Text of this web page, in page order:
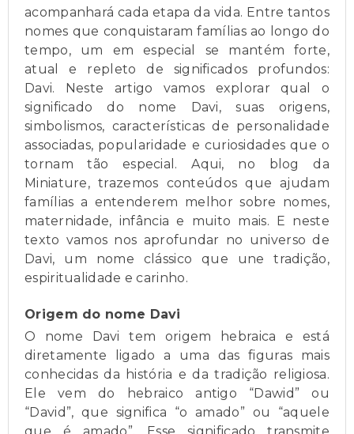
acompanhará cada etapa da vida. Entre tantos
nomes que conquistaram famílias ao longo do
tempo, um em especial se mantém forte,
atual e repleto de significados profundos:
Davi. Neste artigo vamos explorar qual o
significado do nome Davi, suas origens,
simbolismos, características de personalidade
associadas, popularidade e curiosidades que o
tornam tão especial. Aqui, no blog da
Miniature, trazemos conteúdos que ajudam
famílias a entenderem melhor sobre nomes,
maternidade, infância e muito mais. E neste
texto vamos nos aprofundar no universo de
Davi, um nome clássico que une tradição,
espiritualidade e carinho.
Origem do nome Davi
O nome Davi tem origem hebraica e está
diretamente ligado a uma das figuras mais
conhecidas da história e da tradição religiosa.
Ele vem do hebraico antigo “Dawid” ou
“David”, que significa “o amado” ou “aquele